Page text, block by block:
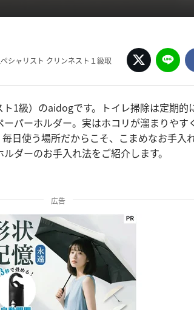
シャリスト クリンネスト１級取
1級）のaidogです。トイレ掃除は定期的
パーホルダー。実はホコリが溜まりやす
日使う場所だからこそ、こまめなお手入
ダーのお手入れ法をご紹介します。
広告